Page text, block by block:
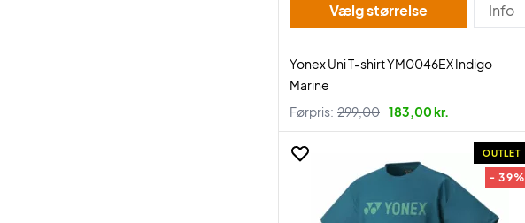
Vælg størrelse Info
Yonex Uni T-shirt YM0046EX Indigo
Marine
Førpris: 299,00 183,00 kr.
OUTLET
- 39%